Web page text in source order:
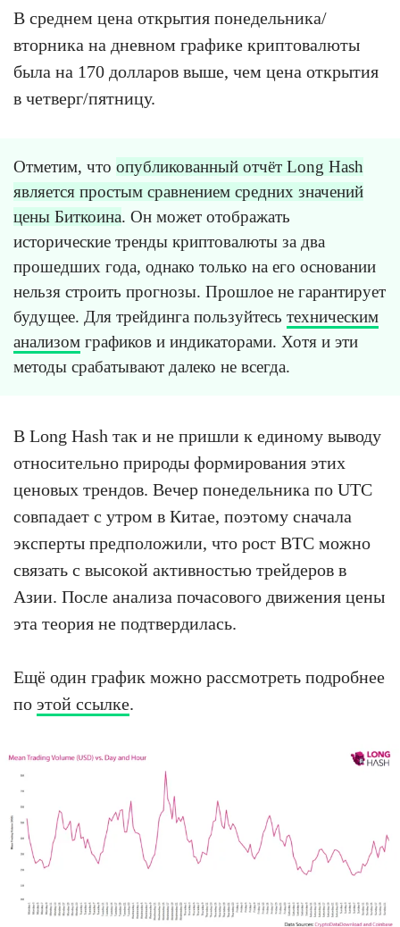
В среднем цена открытия понедельника/
вторника на дневном графике криптовалюты
была на 170 долларов выше, чем цена открытия
в четверг/пятницу.
Отметим, что опубликованный отчёт Long Hash
является простым сравнением средних значений
цены Биткоина. Он может отображать
исторические тренды криптовалюты за два
прошедших года, однако только на его основании
нельзя строить прогнозы. Прошлое не гарантирует
будущее. Для трейдинга пользуйтесь техническим
анализом графиков и индикаторами. Хотя и эти
методы срабатывают далеко не всегда.
В Long Hash так и не пришли к единому выводу
относительно природы формирования этих
ценовых трендов. Вечер понедельника по UTC
совпадает с утром в Китае, поэтому сначала
эксперты предположили, что рост BTC можно
связать с высокой активностью трейдеров в
Азии. После анализа почасового движения цены
эта теория не подтвердилась.
Ещё один график можно рассмотреть подробнее
по этой ссылке.